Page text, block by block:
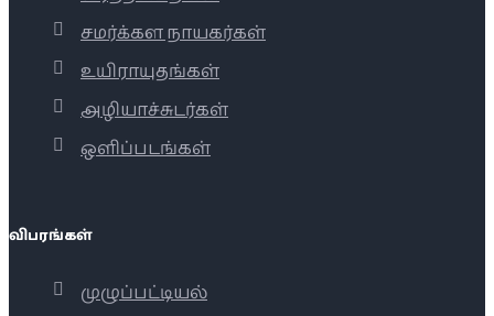
சமர்க்கள நாயகர்கள்
உயிராயுதங்கள்
அழியாச்சுடர்கள்
ஒளிப்படங்கள்
விபரங்கள்
முழுப்பட்டியல்